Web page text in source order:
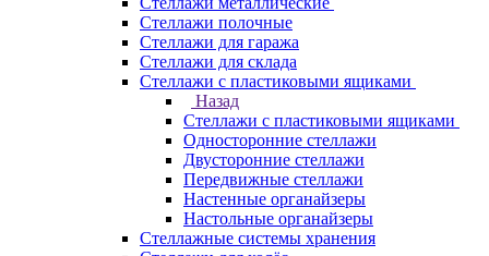
Стеллажи полочные
Стеллажи для гаража
Стеллажи для склада
Стеллажи с пластиковыми ящиками
Назад
Стеллажи с пластиковыми ящиками
Односторонние стеллажи
Двусторонние стеллажи
Передвижные стеллажи
Настенные органайзеры
Настольные органайзеры
Стеллажные системы хранения